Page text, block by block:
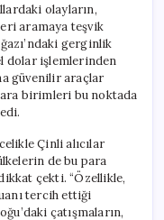
olayların,
aramaya teşvik
gerginlik
dolar işlemlerinden
güvenilir araçlar
birimleri bu noktada
Çinli alıcılar
de bu para
çekti. “Özellikle,
tercih ettiği
çatışmaların,